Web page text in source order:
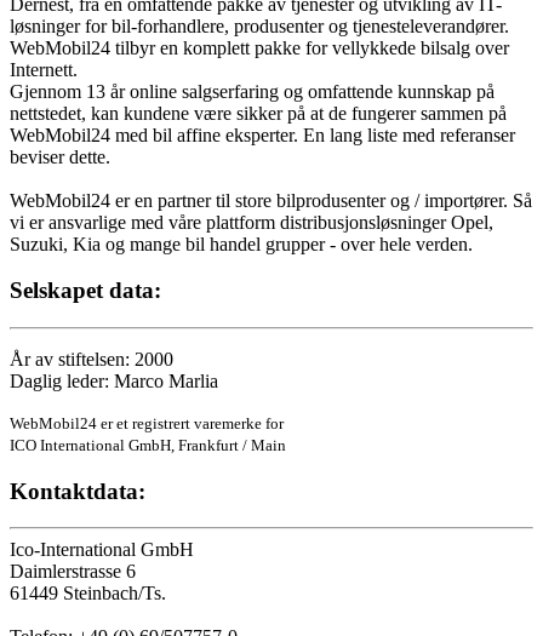
løsninger for bil-forhandlere, produsenter og tjenesteleverandører.
WebMobil24 tilbyr en komplett pakke for vellykkede bilsalg over
Internett.
Gjennom 13 år online salgserfaring og omfattende kunnskap på
nettstedet, kan kundene være sikker på at de fungerer sammen på
WebMobil24 med bil affine eksperter. En lang liste med referanser
beviser dette.
WebMobil24 er en partner til store bilprodusenter og / importører. Så
vi er ansvarlige med våre plattform distribusjonsløsninger Opel,
Suzuki, Kia og mange bil handel grupper - over hele verden.
Selskapet data:
År av stiftelsen: 2000
Daglig leder: Marco Marlia
WebMobil24 er et registrert varemerke for
ICO International GmbH, Frankfurt / Main
Kontaktdata:
Ico-International GmbH
Daimlerstrasse 6
61449 Steinbach/Ts.